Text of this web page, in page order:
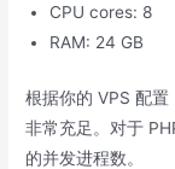
CPU cores: 8
RAM: 24 GB
根据你的 VPS 配置
非常充足。对于
的并发进程数。